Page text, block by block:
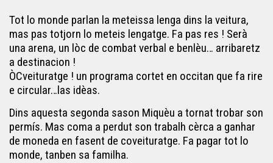
Tot lo monde parlan la meteissa lenga dins la veitura,
mas pas totjorn lo meteis lengatge. Fa pas res ! Serà
una arena, un lòc de combat verbal e benlèu… arribaretz
a destinacion !
ÒCveituratge ! un programa cortet en occitan que fa rire
e circular…las idèas.
Dins aquesta segonda sason Miquèu a tornat trobar son
permís. Mas coma a perdut son trabalh cèrca a ganhar
de moneda en fasent de coveituratge. Fa pagar tot lo
monde, tanben sa familha.